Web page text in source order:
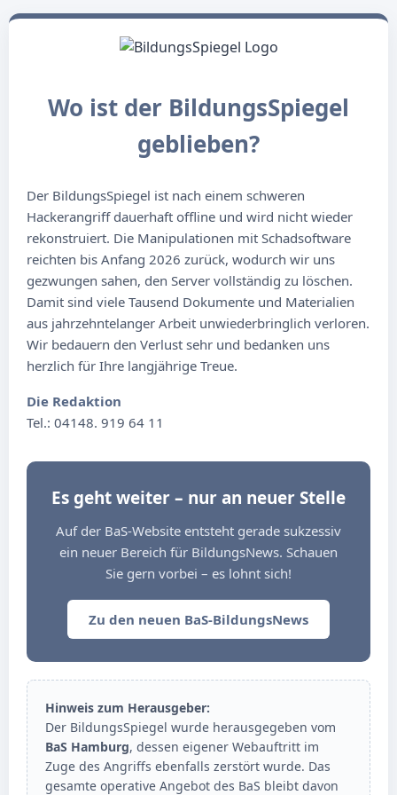
Wo ist der BildungsSpiegel
geblieben?
Der BildungsSpiegel ist nach einem schweren
Hackerangriff dauerhaft offline und wird nicht wieder
rekonstruiert. Die Manipulationen mit Schadsoftware
reichten bis Anfang 2026 zurück, wodurch wir uns
gezwungen sahen, den Server vollständig zu löschen.
Damit sind viele Tausend Dokumente und Materialien
aus jahrzehntelanger Arbeit unwiederbringlich verloren.
Wir bedauern den Verlust sehr und bedanken uns
herzlich für Ihre langjährige Treue.
Die Redaktion
Tel.: 04148. 919 64 11
Es geht weiter – nur an neuer Stelle
Auf der BaS-Website entsteht gerade sukzessiv
ein neuer Bereich für BildungsNews. Schauen
Sie gern vorbei – es lohnt sich!
Zu den neuen BaS-BildungsNews
Hinweis zum Herausgeber:
Der BildungsSpiegel wurde herausgegeben vom
BaS Hamburg, dessen eigener Webauftritt im
Zuge des Angriffs ebenfalls zerstört wurde. Das
gesamte operative Angebot des BaS bleibt davon